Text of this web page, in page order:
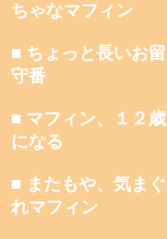
ちゃなマフィン
■ ちょっと長いお留
守番
■ マフィン、１２歳
になる
■ またもや、気まぐ
れマフィン